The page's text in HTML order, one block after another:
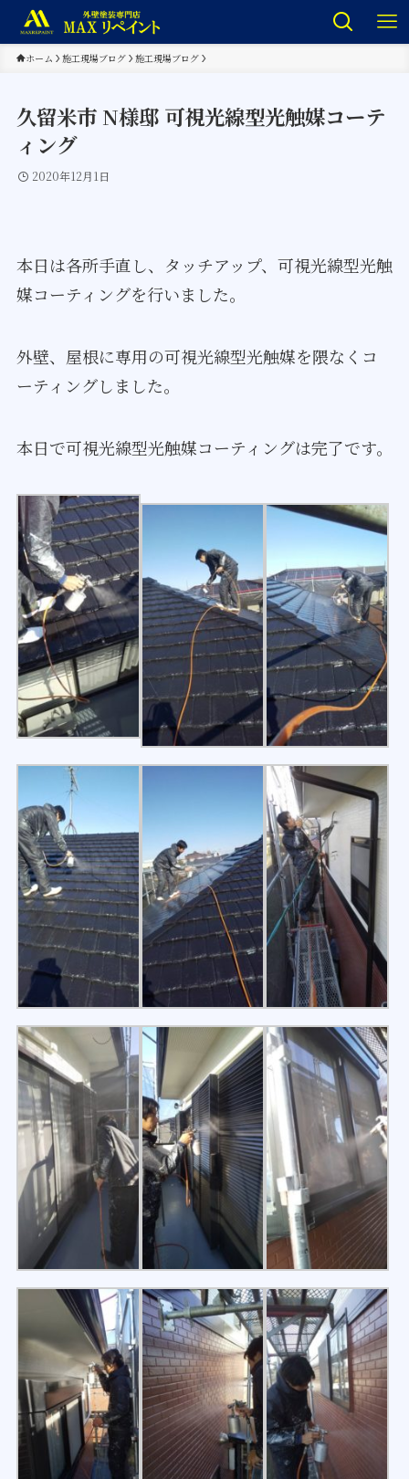
ホーム 施工現場ブログ 施工現場ブログ
久留米市 N様邸 可視光線型光触媒コーテ
ィング
2020年12月1日
本日は各所手直し、タッチアップ、可視光線型光触
媒コーティングを行いました。
外壁、屋根に専用の可視光線型光触媒を隈なくコ
ーティングしました。
本日で可視光線型光触媒コーティングは完了です。